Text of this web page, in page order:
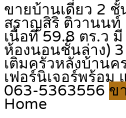
ขายบ้านเดี่ยว 2
สราญสิริ ติวานนท์
เนื้อที่ 59.8 ตร.ว
ห้องนอนชั้นล่าง)
เติมครัวหลังบ้านค
เฟอร์นิเจอร์พร้อม
063-5363556 ข
Home